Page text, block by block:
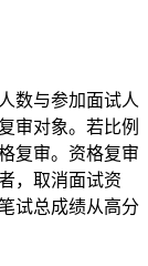
数与参加面试人
审对象。若比例
复审。资格复审
，取消面试资
试总成绩从高分